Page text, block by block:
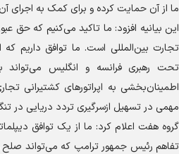
ما از آن حمایت کرده و برای کمک به اجرای آن
این بیانیه افزود: ما تاکید می‌کنیم که
تجارت بین‌المللی است. ما توافق داریم که
تحت رهبری فرانسه و انگلیس
اطمینان‌بخشی به اپراتور‌های کشتیرانی
مهمی در تسهیل ازسرگیری تردد دریایی در
گروه هفت اعلام کرد: ما از یک توافق
تفاهم رئیس جمهور ترامپ که می‌تواند صلح